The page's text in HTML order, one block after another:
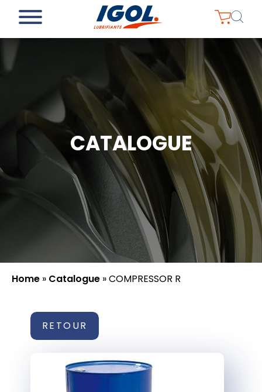
CATALOGUE
Home » Catalogue »COMPRESSOR R
RETOUR